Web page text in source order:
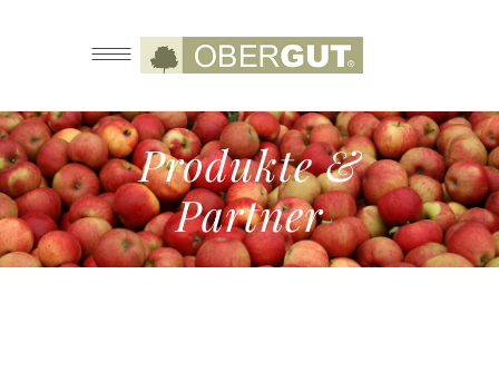
Produkte &
Partner